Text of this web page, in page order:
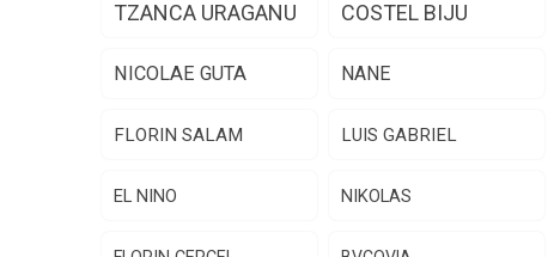
TZANCA URAGANU COSTEL BIJU
NICOLAE GUTA NANE
FLORIN SALAM LUIS GABRIEL
EL NINO NIKOLAS